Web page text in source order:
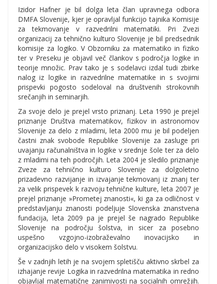
Izidor Hafner je bil dolga leta član upravnega odbora
DMFA Slovenije, kjer je opravljal funkcijo tajnika Komisije
za tekmovanje v razvedrilni matematiki. Pri Zvezi
organizacij za tehnično kulturo Slovenije je bil predsednik
komisije za logiko. V Obzorniku za matematiko in fiziko
ter v Preseku je objavil več člankov s področja logike in
teorije množic. Prav tako je s sodelavci izdal tudi zbirke
nalog iz logike in razvedrilne matematike in s svojimi
prispevki pogosto sodeloval na društvenih strokovnih
srečanjih in seminarjih.
Za svoje delo je prejel vrsto priznanj. Leta 1990 je prejel
priznanje Društva matematikov, fizikov in astronomov
Slovenije za delo z mladimi, leta 2000 mu je bil podeljen
častni znak svobode Republike Slovenije za zasluge pri
uvajanju računalništva in logike v srednje šole ter za delo
z mladimi na teh področjih. Leta 2004 je sledilo priznanje
Zveze za tehnično kulturo Slovenije za dolgoletno
prizadevno razvijanje in izvajanje tekmovanj iz znanj ter
za velik prispevek k razvoju tehnične kulture, leta 2007 je
prejel priznanje »Prometej znanosti«, ki ga za odličnost v
predstavljanju znanosti podeljuje Slovenska znanstvena
fundacija, leta 2009 pa je prejel še nagrado Republike
Slovenije na področju šolstva, in sicer za posebno
uspešno vzgojno-izobraževalno inovacijsko in
organizacijsko delo v visokem šolstvu.
Še v zadnjih letih je na svojem spletišču aktivno skrbel za
izhajanje revije Logika in razvedrilna matematika in redno
objavljal matematične zanimivosti na socialnih omrežjih.